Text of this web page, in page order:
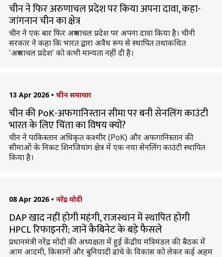
चीन ने फिर अरुणाचल प्रदेश पर किया अपना दावा, कहा-
जांगनान चीन का क्षेत्र
चीन ने एक बार फिर अरुणाचल प्रदेश पर अपना दावा किया है। चीनी
सरकार ने कहा कि भारत द्वारा अवैध रूप से स्थापित तथाकथित
'अरुणाचल प्रदेश' को कभी मान्यता नहीं दी है।
13 Apr 2026 • चीन समाचार
चीन की PoK-अफगानिस्तान सीमा पर बनी सेनलिंग काउंटी
भारत के लिए चिंता का विषय क्यों?
चीन ने पाकिस्तान अधिकृत कश्मीर (PoK) और अफगानिस्तान की
सीमाओं के निकट शिनजियांग क्षेत्र में एक नया सेनलिंग काउंटी स्थापित
किया है।
08 Apr 2026 • नरेंद्र मोदी
DAP खाद नहीं होगी महंगी, राजस्थान में स्थापित होगी
HPCL रिफाइनरी; जानें कैबिनेट के बड़े फैसले
प्रधानमंत्री नरेंद्र मोदी की अध्यक्षता में हुई केंद्रीय मंत्रिमंडल की बैठक में
आम आदमी, किसानों और बुनियादी ढांचे के विकास को लेकर कई अहम